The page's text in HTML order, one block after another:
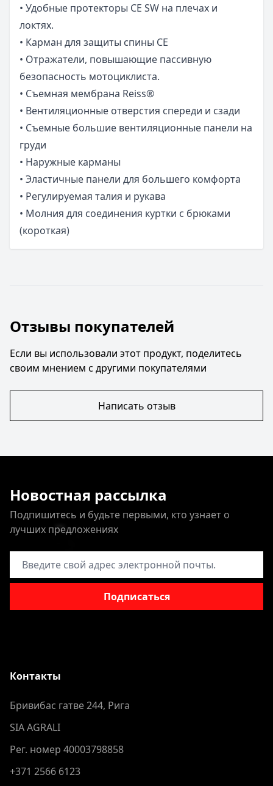
• Удобные протекторы CE SW на плечах и
локтях.
• Карман для защиты спины СЕ
• Отражатели, повышающие пассивную
безопасность мотоциклиста.
• Съемная мембрана Reiss®
• Вентиляционные отверстия спереди и сзади
• Съемные большие вентиляционные панели на
груди
• Наружные карманы
• Эластичные панели для большего комфорта
• Регулируемая талия и рукава
• Молния для соединения куртки с брюками
(короткая)
Отзывы покупателей
Если вы использовали этот продукт, поделитесь
своим мнением с другими покупателями
Написать отзыв
Новостная рассылка
Подпишитесь и будьте первыми, кто узнает о
лучших предложениях
Адрес электронной почты
Подписаться
Контакты
Бривибас гатве 244, Рига
SIA AGRALI
Рег. номер 40003798858
+371 2566 6123